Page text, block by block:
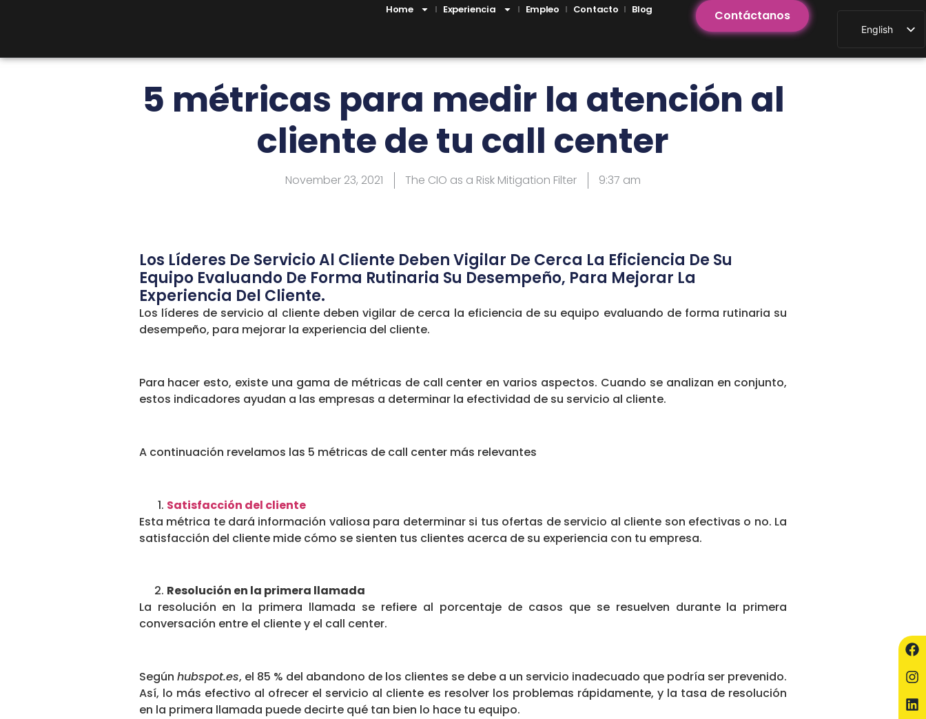
Contáctanos
English
Home Experiencia Empleo Contacto Blog
5 métricas para medir la atención al
cliente de tu call center
November 23, 2021 The CIO as a Risk Mitigation Filter 9:37 am
Los Líderes De Servicio Al Cliente Deben Vigilar De Cerca La Eficiencia De Su
Equipo Evaluando De Forma Rutinaria Su Desempeño, Para Mejorar La
Experiencia Del Cliente.
Los líderes de servicio al cliente deben vigilar de cerca la eficiencia de su equipo evaluando de forma rutinaria su
desempeño, para mejorar la experiencia del cliente.
Para hacer esto, existe una gama de métricas de call center en varios aspectos. Cuando se analizan en conjunto,
estos indicadores ayudan a las empresas a determinar la efectividad de su servicio al cliente.
A continuación revelamos las 5 métricas de call center más relevantes
Satisfacción del cliente
Esta métrica te dará información valiosa para determinar si tus ofertas de servicio al cliente son efectivas o no. La
satisfacción del cliente mide cómo se sienten tus clientes acerca de su experiencia con tu empresa.
Resolución en la primera llamada
La resolución en la primera llamada se refiere al porcentaje de casos que se resuelven durante la primera
conversación entre el cliente y el call center.
Según hubspot.es, el 85 % del abandono de los clientes se debe a un servicio inadecuado que podría ser prevenido.
Así, lo más efectivo al ofrecer el servicio al cliente es resolver los problemas rápidamente, y la tasa de resolución
en la primera llamada puede decirte qué tan bien lo hace tu equipo.